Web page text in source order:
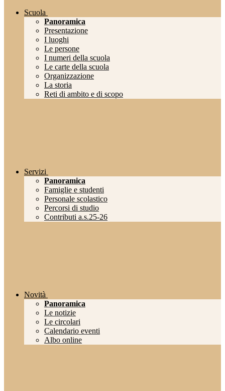
Scuola
Panoramica
Presentazione
I luoghi
Le persone
I numeri della scuola
Le carte della scuola
Organizzazione
La storia
Reti di ambito e di scopo
Servizi
Panoramica
Famiglie e studenti
Personale scolastico
Percorsi di studio
Contributi a.s.25-26
Novità
Panoramica
Le notizie
Le circolari
Calendario eventi
Albo online